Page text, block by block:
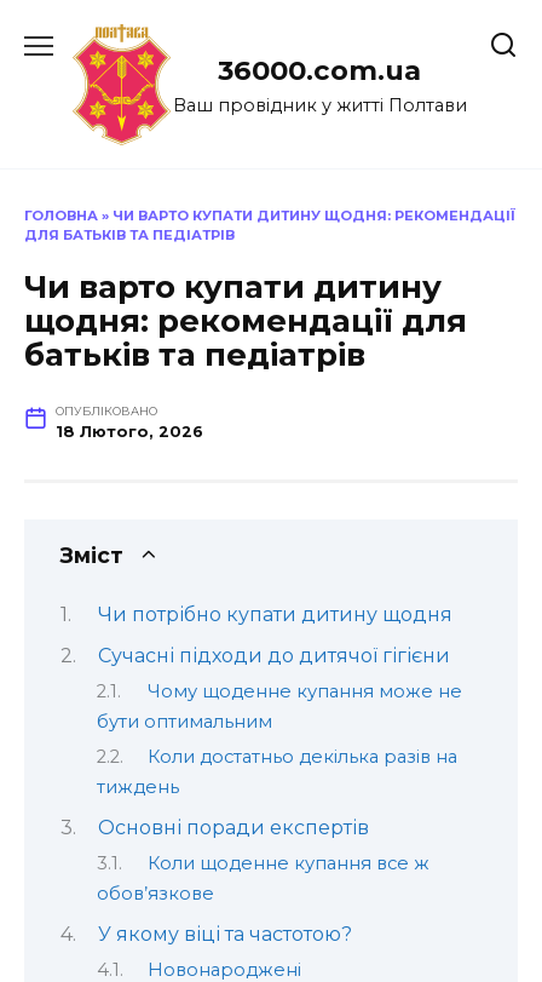
до
36000.com.ua
Ваш провідник у житті Полтави
ГОЛОВНА » ЧИ ВАРТО КУПАТИ ДИТИНУ ЩОДНЯ: РЕКОМЕНДАЦІЇ
ДЛЯ БАТЬКІВ ТА ПЕДІАТРІВ
Чи варто купати дитину
щодня: рекомендації для
батьків та педіатрів
ОПУБЛІКОВАНО
18 Лютого, 2026
Зміст
Чи потрібно купати дитину щодня
Сучасні підходи до дитячої гігієни
Чому щоденне купання може не
бути оптимальним
Коли достатньо декілька разів на
тиждень
Основні поради експертів
Коли щоденне купання все ж
обов’язкове
У якому віці та частотою?
Новонароджені